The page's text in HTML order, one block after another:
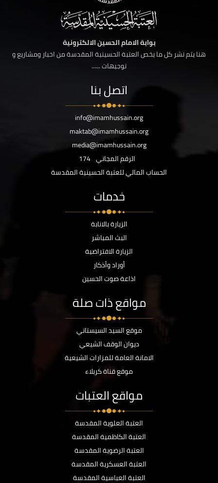
بوابة الامام الحسين الالكترونية
هنا يتم نشر كل ما يخص العتبة الحسينية المقدسة من اخبار ومشاريع و
توجيهات ......
اتصل بنا
info@imamhussain.org
maktab@imamhussain.org
media@imamhussain.org
الرقم المجاني 174
الحساب المالي للعتبة الحسينية المقدسة
خدمات
الزيارة بالانابة
البث المباشر
الزيارة الافتراضية
أوراد وأذكار
اذاعة صوت الحسين
مواقع ذات صلة
موقع السيد السيستاني
ديوان الوقف الشيعي
الامانة العامة للمزارات الشيعية
موقع قناة كربلاء
مواقع العتبات
العتبة العلوية المقدسة
العتبة الكاظمية المقدسة
العتبة الرضوية المقدسة
العتبة العسكرية المقدسة
العتبة العباسية المقدسة